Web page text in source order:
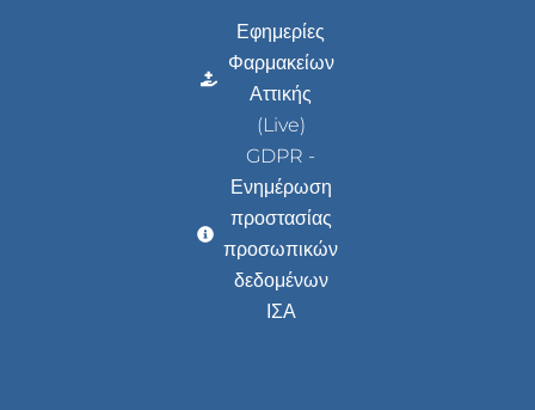
Εφημερίες
Φαρμακείων
Αττικής
(Live)
GDPR -
Ενημέρωση
προστασίας
προσωπικών
δεδομένων
ΙΣΑ